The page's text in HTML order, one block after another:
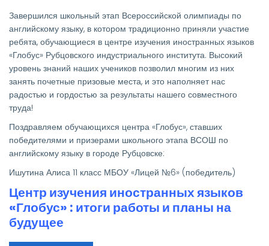
и
призеров
школьного
этапа
ВСОШ
2025-
2026
по
английскому
языку
Завершился школьный этап Всероссийской олимпиады по
английскому языку, в котором традиционно приняли участие
ребята, обучающиеся в центре изучения иностранных языков
«Глобус» Рубцовского индустриального института. Высокий
уровень знаний наших учеников позволил многим из них
занять почетные призовые места, и это наполняет нас
радостью и гордостью за результаты нашего совместного
труда!
Поздравляем обучающихся центра «Глобус», ставших
победителями и призерами школьного этапа ВСОШ по
английскому языку в городе Рубцовске:
Ишутина Алиса 11 класс МБОУ «Лицей №6» (победитель)
Центр изучения иностранных языков
«Глобус» : итоги работы и планы на
будущее